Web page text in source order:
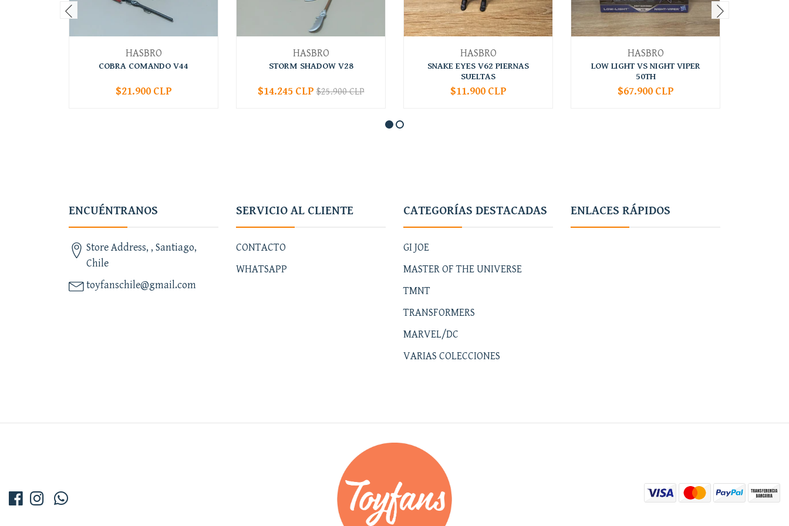
HASBRO
COBRA COMANDO V44
+
$21.900 CLP
HASBRO
STORM SHADOW V28
+
$14.245 CLP$25.900 CLP
HASBRO
SNAKE EYES V62 PIERNAS
SUELTAS
+
$11.900 CLP
HASBRO
LOW LIGHT VS NIGHT VIPER
50TH
+
$67.900 CLP
ENCUÉNTRANOS
Store Address, , Santiago,
Chile
toyfanschile@gmail.com
SERVICIO AL CLIENTE
CONTACTO
WHATSAPP
CATEGORÍAS DESTACADAS
GI JOE
MASTER OF THE UNIVERSE
TMNT
TRANSFORMERS
MARVEL/DC
VARIAS COLECCIONES
ENLACES RÁPIDOS